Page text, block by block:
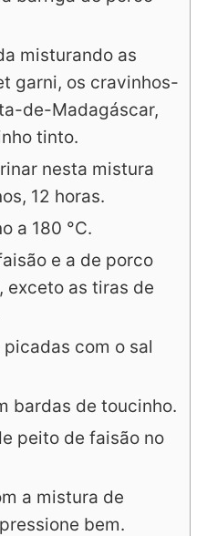
misturando as
garni, os cravinhos-
de-Madagáscar,
tinto.
nesta mistura
12 horas.
a 180 °C.
e a de porco
exceto as tiras de
com o sal
bardas de toucinho.
peito de faisão no
a mistura de
bem.